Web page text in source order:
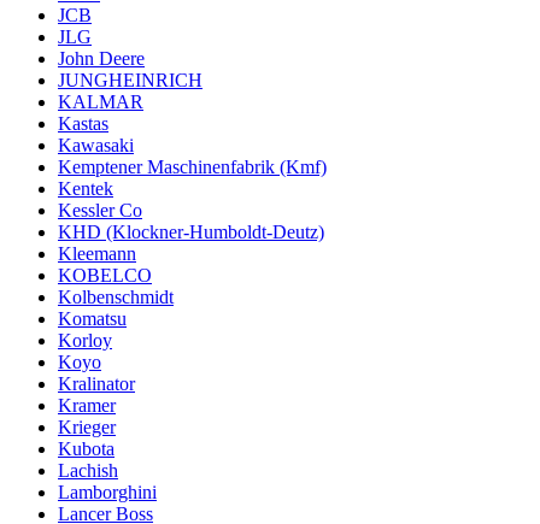
JCB
JLG
John Deere
JUNGHEINRICH
KALMAR
Kastas
Kawasaki
Kemptener Maschinenfabrik (Kmf)
Kentek
Kessler Co
KHD (Klockner-Humboldt-Deutz)
Kleemann
KOBELCO
Kolbenschmidt
Komatsu
Korloy
Koyo
Kralinator
Kramer
Krieger
Kubota
Lachish
Lamborghini
Lancer Boss